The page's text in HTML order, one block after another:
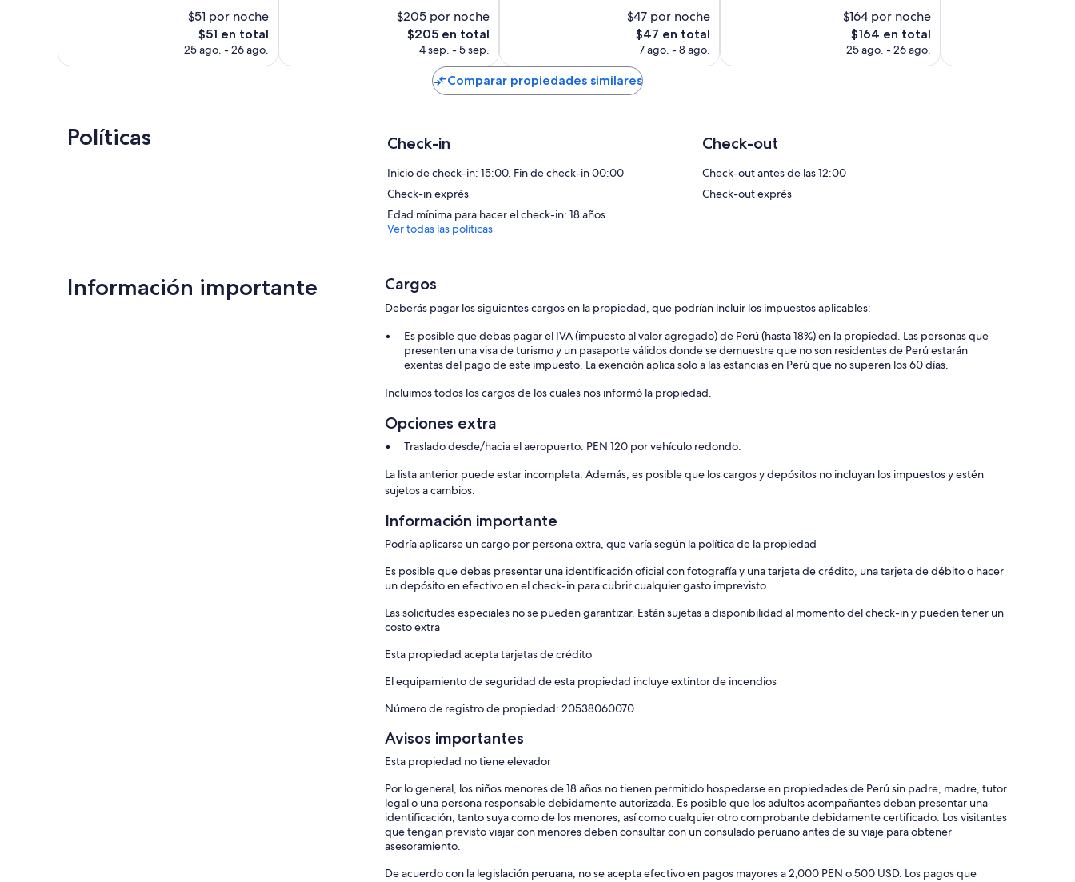
$51 por noche
El
precio
$51 en total
25 ago. - 26 ago.
$205 por noche
El
precio
$205 en total
4 sep. - 5 sep.
$47 por noche
El
precio
es
de
$47 en total
7 ago. - 8 ago.
$164 por noche
El
precio
$164 en total
25 ago. - 26 ago.
Comparar propiedades similares
Políticas Check-in
Inicio de check-in: 15:00. Fin de check-in 00:00
Check-in exprés
Edad mínima para hacer el check-in: 18 años
Check-out
Check-out antes de las 12:00
Check-out exprés
Ver todas las políticas
Información importante Cargos
Deberás pagar los siguientes cargos en la propiedad, que podrían incluir los impuestos aplicables:
Es posible que debas pagar el IVA (impuesto al valor agregado) de Perú (hasta 18%) en la propiedad. Las personas que
presenten una visa de turismo y un pasaporte válidos donde se demuestre que no son residentes de Perú estarán
exentas del pago de este impuesto. La exención aplica solo a las estancias en Perú que no superen los 60 días.
Incluimos todos los cargos de los cuales nos informó la propiedad.
Opciones extra
Traslado desde/hacia el aeropuerto: PEN 120 por vehículo redondo.
La lista anterior puede estar incompleta. Además, es posible que los cargos y depósitos no incluyan los impuestos y estén
sujetos a cambios.
Información importante
Podría aplicarse un cargo por persona extra, que varía según la política de la propiedad
Es posible que debas presentar una identificación oficial con fotografía y una tarjeta de crédito, una tarjeta de débito o hacer
un depósito en efectivo en el check-in para cubrir cualquier gasto imprevisto
Las solicitudes especiales no se pueden garantizar. Están sujetas a disponibilidad al momento del check-in y pueden tener un
costo extra
Esta propiedad acepta tarjetas de crédito
El equipamiento de seguridad de esta propiedad incluye extintor de incendios
Número de registro de propiedad: 20538060070
Avisos importantes
Esta propiedad no tiene elevador
Por lo general, los niños menores de 18 años no tienen permitido hospedarse en propiedades de Perú sin padre, madre, tutor
legal o una persona responsable debidamente autorizada. Es posible que los adultos acompañantes deban presentar una
identificación, tanto suya como de los menores, así como cualquier otro comprobante debidamente certificado. Los visitantes
que tengan previsto viajar con menores deben consultar con un consulado peruano antes de su viaje para obtener
asesoramiento.
De acuerdo con la legislación peruana, no se acepta efectivo en pagos mayores a 2,000 PEN o 500 USD. Los pagos que